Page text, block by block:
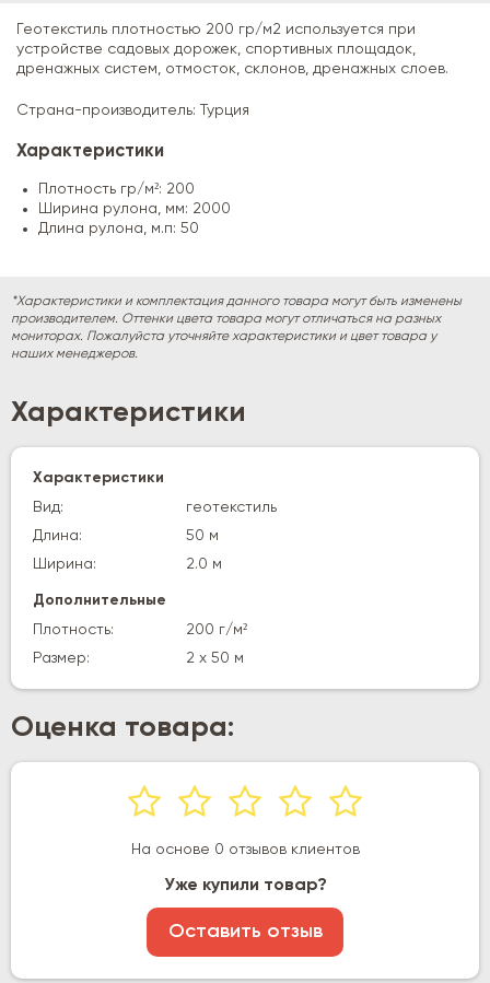
Геотекстиль плотностью 200 гр/м2 используется при
устройстве садовых дорожек, спортивных площадок,
дренажных систем, отмосток, склонов, дренажных слоев.
Страна-производитель: Турция
Характеристики
Плотность гр/м²: 200
Ширина рулона, мм: 2000
Длина рулона, м.п: 50
*Характеристики и комплектация данного товара могут быть изменены
производителем. Оттенки цвета товара могут отличаться на разных
мониторах. Пожалуйста уточняйте характеристики и цвет товара у
наших менеджеров.
Характеристики
Характеристики
Вид:
геотекстиль
Длина:
50 м
Ширина:
2.0 м
Дополнительные
Плотность:
200 г/м²
Размер:
2 х 50 м
Оценка товара:
На основе 0 отзывов клиентов
Уже купили товар?
Оставить отзыв